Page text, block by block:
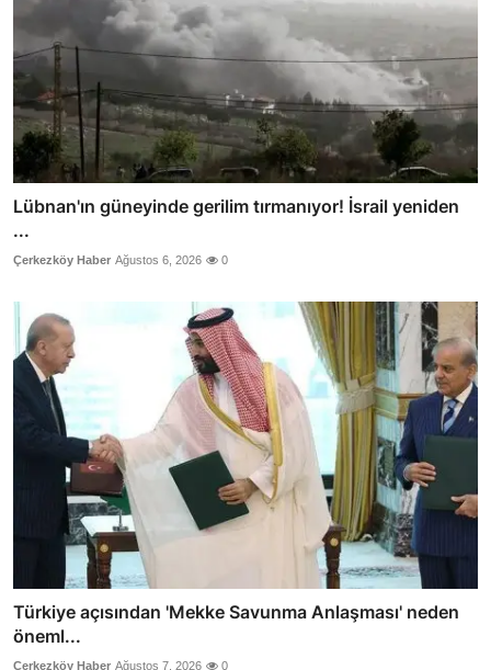
Lübnan'ın güneyinde gerilim tırmanıyor! İsrail yeniden
...
Çerkezköy Haber Ağustos 6, 2026 0
Türkiye açısından 'Mekke Savunma Anlaşması' neden
öneml...
Çerkezköy Haber Ağustos 7, 2026 0